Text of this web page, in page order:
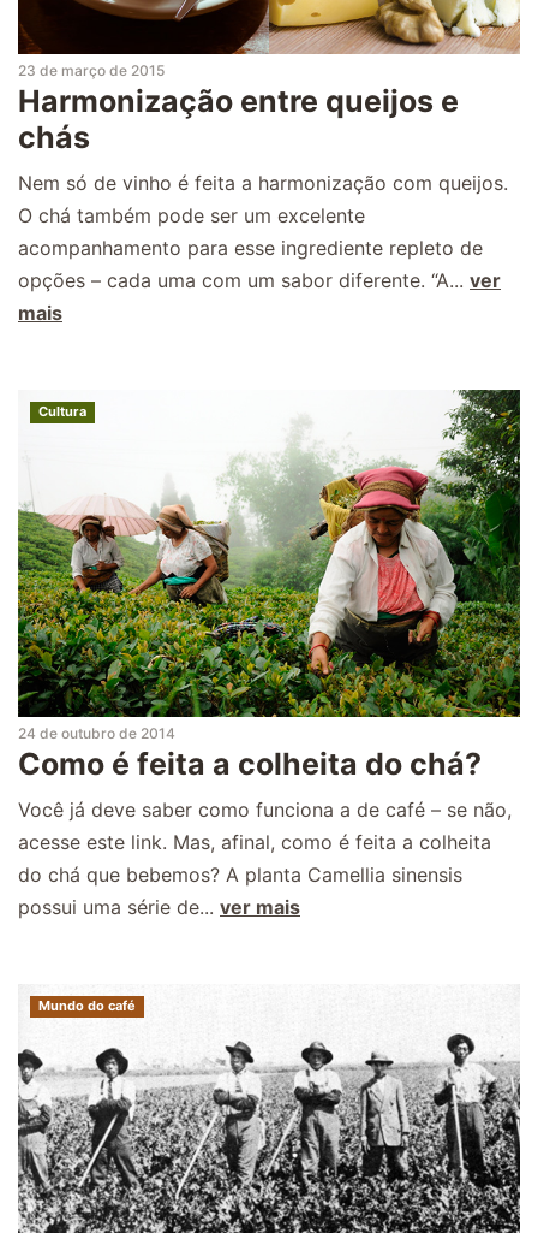
23 de março de 2015
Harmonização entre queijos e
chás
Nem só de vinho é feita a harmonização com queijos.
O chá também pode ser um excelente
acompanhamento para esse ingrediente repleto de
opções – cada uma com um sabor diferente. “A... ver
mais
Cultura
24 de outubro de 2014
Como é feita a colheita do chá?
Você já deve saber como funciona a de café – se não,
acesse este link. Mas, afinal, como é feita a colheita
do chá que bebemos? A planta Camellia sinensis
possui uma série de... ver mais
Mundo do café